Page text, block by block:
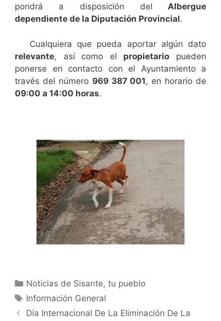
pondrá a disposición del Albergue
dependiente de la Diputación Provincial.
Cualquiera que pueda aportar algún dato
relevante, así como el propietario pueden
ponerse en contacto con el Ayuntamiento a
través del número 969 387 001, en horario de
09:00 a 14:00 horas.
Noticias de Sisante, tu pueblo
Información General
Día Internacional De La Eliminación De La